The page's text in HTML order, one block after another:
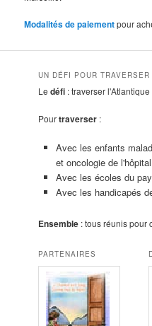
Modalités de paiementpour
UN DÉFI POUR TRAVERSER
Ledéfi : traverser
Pourtraverser :
Avec les enfants
et oncologie de
Avec les écoles du
Avec les handicapés
Ensemble : tous réunis pour
PARTENAIRES